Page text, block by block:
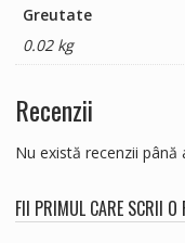
Greutate
0.02 kg
Recenzii
Nu există recenzii până
FII PRIMUL CARE SCRII O